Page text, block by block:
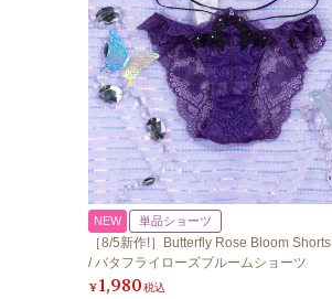
NEW 単品ショーツ
［8/5新作!］Butterfly Rose Bloom Shorts
/ バタフライローズブルームショーツ
¥1,980税込